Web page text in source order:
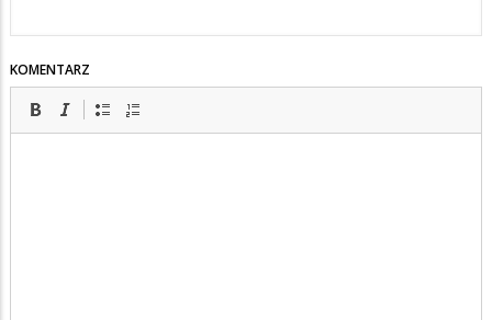
KOMENTARZ